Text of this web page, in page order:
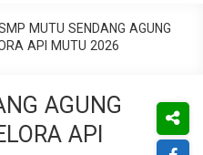
MUTU SENDANG AGUNG
API MUTU 2026
AGUNG
API